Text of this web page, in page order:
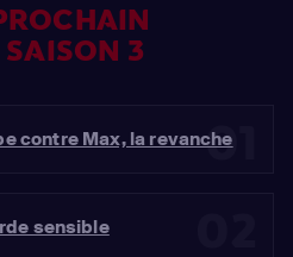
3
01
contre Max, la revanche
sensible